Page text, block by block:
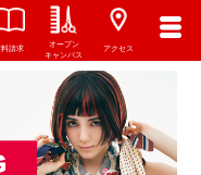
アクセス
オープン
キャンパス
料請求